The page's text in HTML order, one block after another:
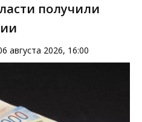
получили
августа 2026, 16:00